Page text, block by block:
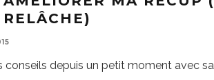
conseils depuis un petit moment avec